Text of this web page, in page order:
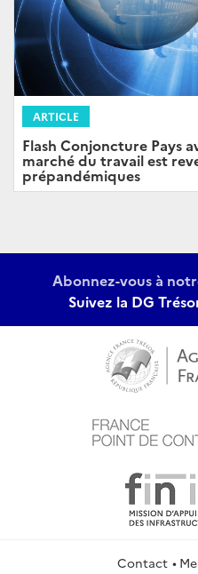
ARTICLE
Flash Conjoncture Pays
marché du travail est
prépandémiques
Abonnez-vous à
Suivez la DG
Contact